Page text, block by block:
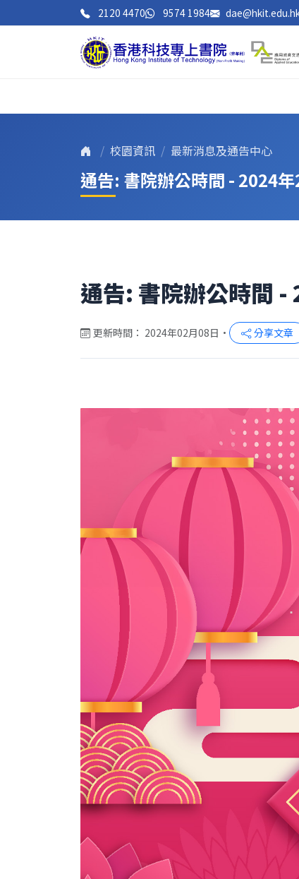
2120 4470 9574 1984
校園資訊 最新消息及通告中心
通告: 書院辦公時間 - 2024
通告: 書院辦公時間
更新時間： 2024年02月08日 • 分享文章